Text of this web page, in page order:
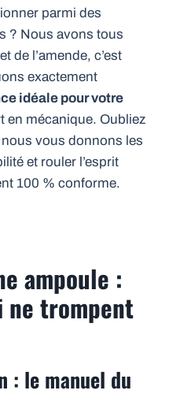
parmi des
? Nous avons tous
de l’amende, c’est
exactement
idéale pour votre
en mécanique. Oubliez
vous donnons les
et rouler l’esprit
100 % conforme.
ampoule :
ne trompent
: le manuel du